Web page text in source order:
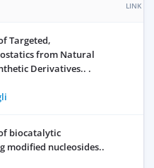
LINK
Targeted,
from Natural
Derivatives.. .
biocatalytic
modified nucleosides..